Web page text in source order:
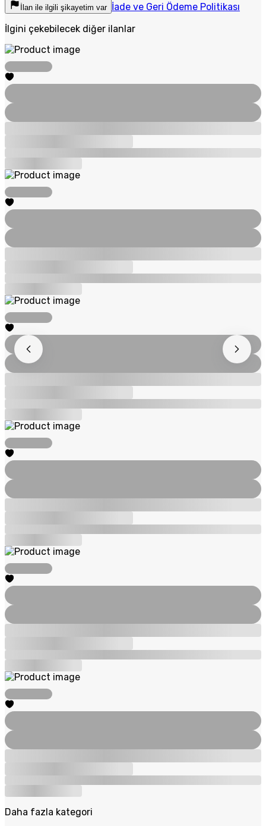
İlan ile ilgili şikayetim var İade ve Geri Ödeme Politikası
İlgini çekebilecek diğer ilanlar
Daha fazla kategori